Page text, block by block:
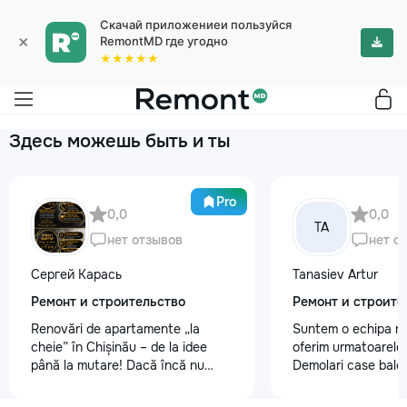
×
Скачай приложениеи пользуйся
RemontMD где угодно
★★★★★
Здесь можешь быть и ты
Pro
0,0
нет отзывов
Сергей Карась
Ремонт и строительство
Renovări de apartamente „la
cheie” în Chișinău – de la idee
până la mutare! Dacă încă nu
TA
0,0
нет
Tanasiev Artur
Ремонт и
Suntem o echipa
oferim urmatoarele
Demolari case